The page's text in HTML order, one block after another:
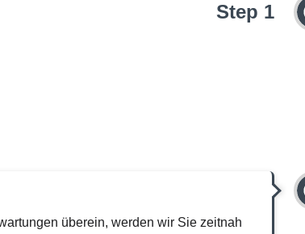
Step 1
überein, werden wir Sie zeitnah